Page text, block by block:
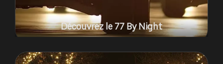
Découvrez le 77 By Night